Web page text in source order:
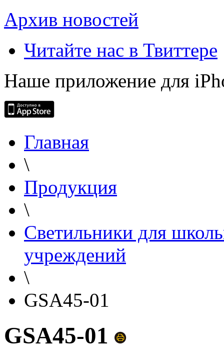
Архив новостей
Читайте нас в Твиттере
Наше приложение для
Главная
\
Продукция
\
Светильники для
учреждений
\
GSA45-01
GSA45-01